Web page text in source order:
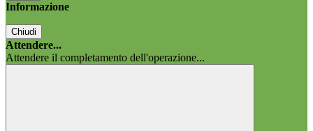
Informazione
Chiudi
Attendere...
Attendere il completamento dell'operazione...